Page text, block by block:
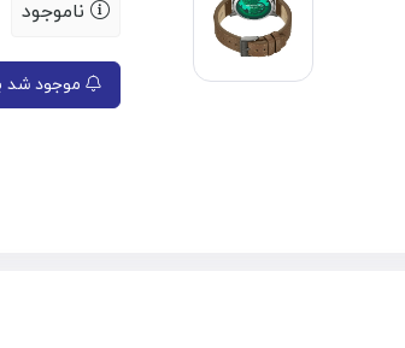
ناموجود
موجود شد